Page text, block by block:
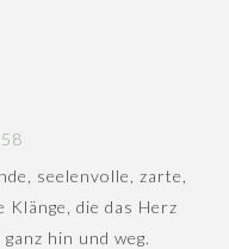
seelenvolle, zarte,
Klänge, die das Herz
hin und weg.